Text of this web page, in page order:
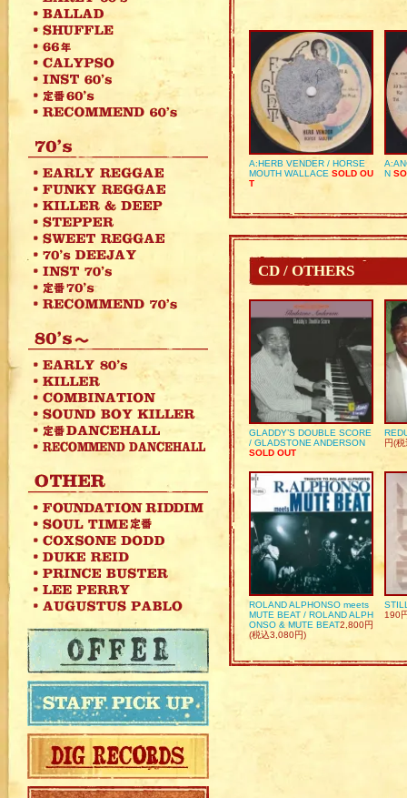
A:HERB VENDER / HORSE
MOUTH WALLACE SOLD OU
T
N
CD / OTHERS
GLADDY’S DOUBLE SCORE
/ GLADSTONE ANDERSON
SOLD OUT
円(
ROLAND ALPHONSO meets
MUTE BEAT / ROLAND ALPH
ONSO & MUTE BEAT2,800円
(税込3,080円)
190